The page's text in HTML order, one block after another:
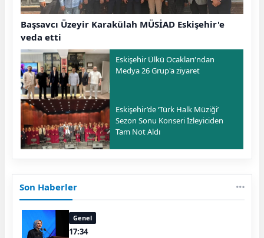
Başsavcı Üzeyir Karakülah MÜSİAD Eskişehir'e
veda etti
Eskişehir Ülkü Ocakları'ndan
Medya 26 Grup'a ziyaret
Eskişehir’de ‘Türk Halk Müziği’
Sezon Sonu Konseri İzleyiciden
Tam Not Aldı
Son Haberler
Genel
17:34